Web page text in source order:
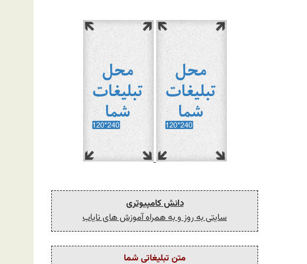
دانش کامپیوتری
سایتی به روز و به همراه آموزش های نایاب
متن تبلیغاتی شما